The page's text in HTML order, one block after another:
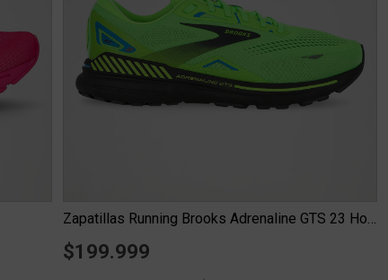
Zapatillas Running Brooks Adrenaline GTS 23 Hombre
$199.999